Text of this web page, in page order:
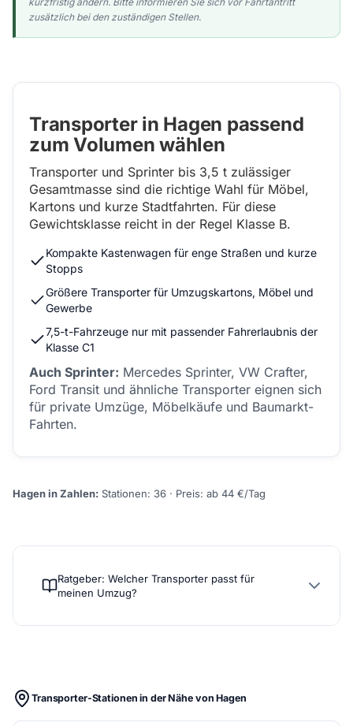
zusätzlich bei den zuständigen Stellen.
Transporter in Hagen passend
zum Volumen wählen
Transporter und Sprinter bis 3,5 t zulässiger
Gesamtmasse sind die richtige Wahl für Möbel,
Kartons und kurze Stadtfahrten. Für diese
Gewichtsklasse reicht in der Regel Klasse B.
Kompakte Kastenwagen für enge Straßen und kurze
Stopps
Größere Transporter für Umzugskartons, Möbel und
Gewerbe
7,5-t-Fahrzeuge nur mit passender Fahrerlaubnis der
Klasse C1
Auch Sprinter: Mercedes Sprinter, VW Crafter,
Ford Transit und ähnliche Transporter eignen sich
für private Umzüge, Möbelkäufe und Baumarkt-
Fahrten.
Hagen in Zahlen: Stationen: 36 · Preis: ab 44 €/Tag
Ratgeber: Welcher Transporter passt für
meinen Umzug?
Transporter-Stationen in der Nähe von Hagen